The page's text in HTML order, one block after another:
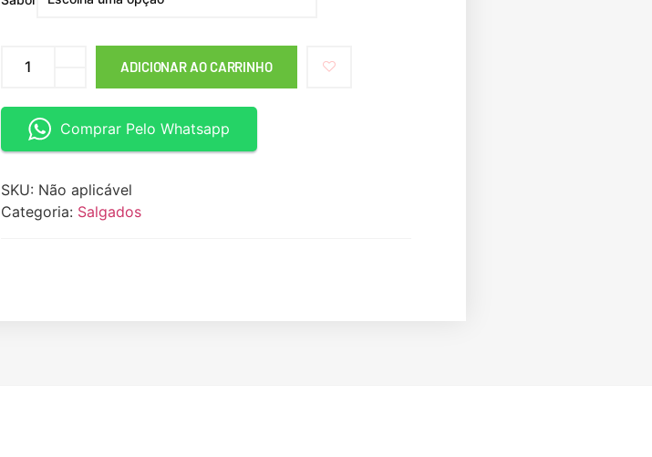
ADICIONAR AO CARRINHO
Comprar Pelo Whatsapp
SKU: Não aplicável
Categoria: Salgados